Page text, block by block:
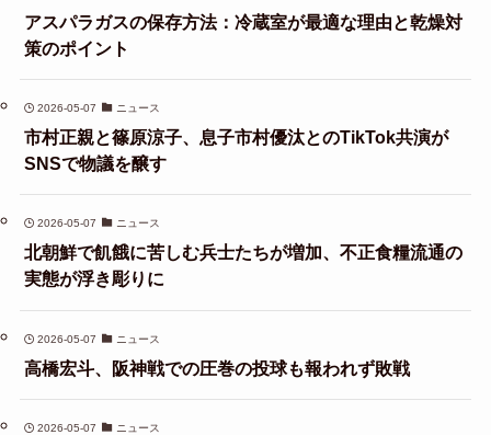
アスパラガスの保存方法：冷蔵室が最適な理由と乾燥対
策のポイント
2026-05-07 ニュース
市村正親と篠原涼子、息子市村優汰とのTikTok共演が
SNSで物議を醸す
2026-05-07 ニュース
北朝鮮で飢餓に苦しむ兵士たちが増加、不正食糧流通の
実態が浮き彫りに
2026-05-07 ニュース
高橋宏斗、阪神戦での圧巻の投球も報われず敗戦
2026-05-07 ニュース